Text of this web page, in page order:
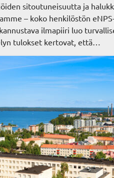
sitoutuneisuutta ja
– koko henkilöstön
ilmapiiri luo
tulokset kertovat, että…